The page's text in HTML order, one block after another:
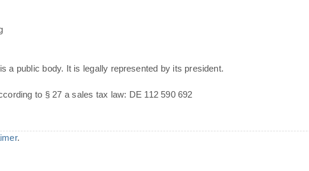
a public body. It is legally represented by its president.
to § 27 a sales tax law: DE 112 590 692
.